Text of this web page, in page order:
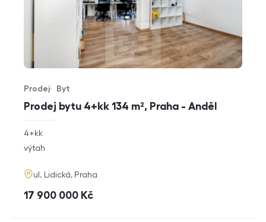
Prodej bytu 4+kk 134 m², Praha - Anděl
Typ nabídky
Prodej
Typ nemovitosti
Byt
rozměry
dispozice
4+kk
funkce
výtah
adresa
ul. Lidická, Praha
cena
17 900 000 Kč